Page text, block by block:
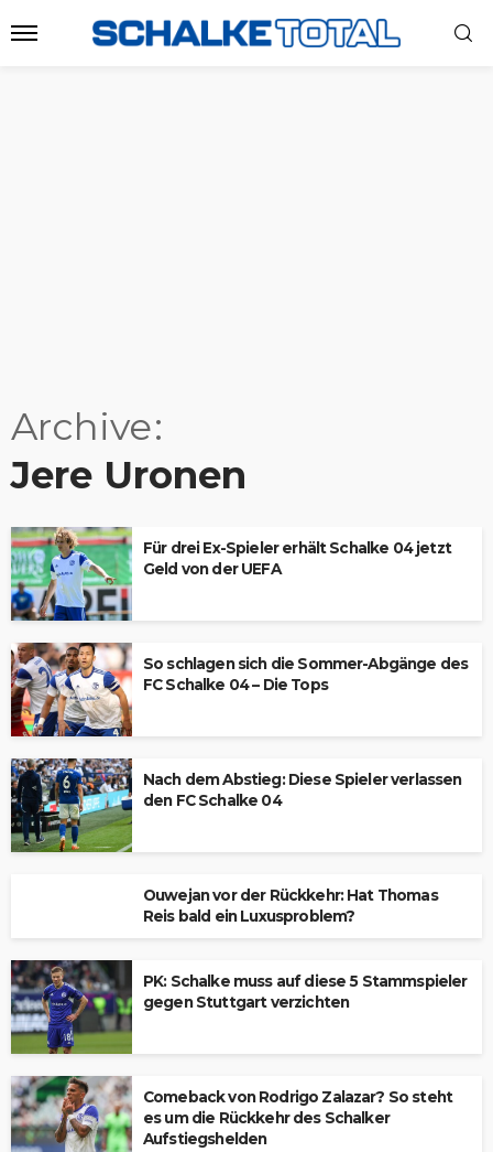
Archive
Jere Uronen
Für drei Ex-Spieler erhält Schalke 04 jetzt
Geld von der UEFA
So schlagen sich die Sommer-Abgänge des
FC Schalke 04 – Die Tops
Nach dem Abstieg: Diese Spieler verlassen
den FC Schalke 04
Ouwejan vor der Rückkehr: Hat Thomas
Reis bald ein Luxusproblem?
PK: Schalke muss auf diese 5 Stammspieler
gegen Stuttgart verzichten
Comeback von Rodrigo Zalazar? So steht
es um die Rückkehr des Schalker
Aufstiegshelden